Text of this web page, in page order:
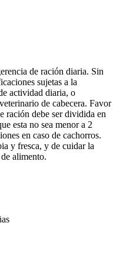
de ración diaria. Sin
sujetas a la
actividad diaria, o
de cabecera. Favor
ración debe ser dividida en
esta no sea menor a 2
en caso de cachorros.
y fresca, y de cuidar la
alimento.